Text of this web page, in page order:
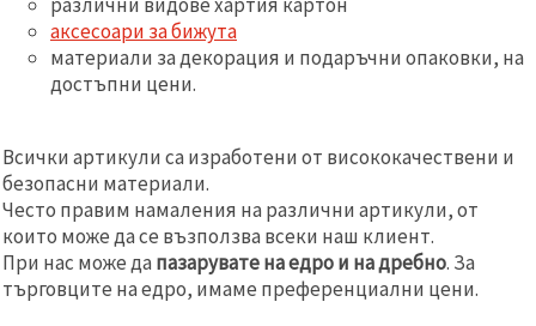
аксесоари за бижута
материали за декорация и подаръчни опаковки, на
достъпни цени.
Всички артикули са изработени от висококачествени и
безопасни материали.
Често правим намаления на различни артикули, от
които може да се възползва всеки наш клиент.
При нас може да пазарувате на едро и на дребно. За
търговците на едро, имаме преференциални цени.